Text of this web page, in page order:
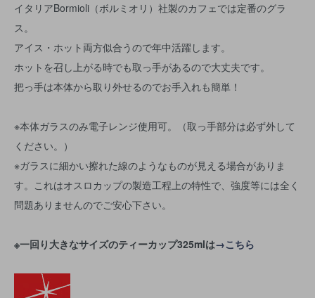
イタリアBormioli（ボルミオリ）社製のカフェでは定番のグラ
ス。
アイス・ホット両方似合うので年中活躍します。
ホットを召し上がる時でも取っ手があるので大丈夫です。
把っ手は本体から取り外せるのでお手入れも簡単！
※本体ガラスのみ電子レンジ使用可。（取っ手部分は必ず外して
ください。）
※ガラスに細かい擦れた線のようなものが見える場合がありま
す。これはオスロカップの製造工程上の特性で、強度等には全く
問題ありませんのでご安心下さい。
※一回り大きなサイズのティーカップ325mlは→こちら